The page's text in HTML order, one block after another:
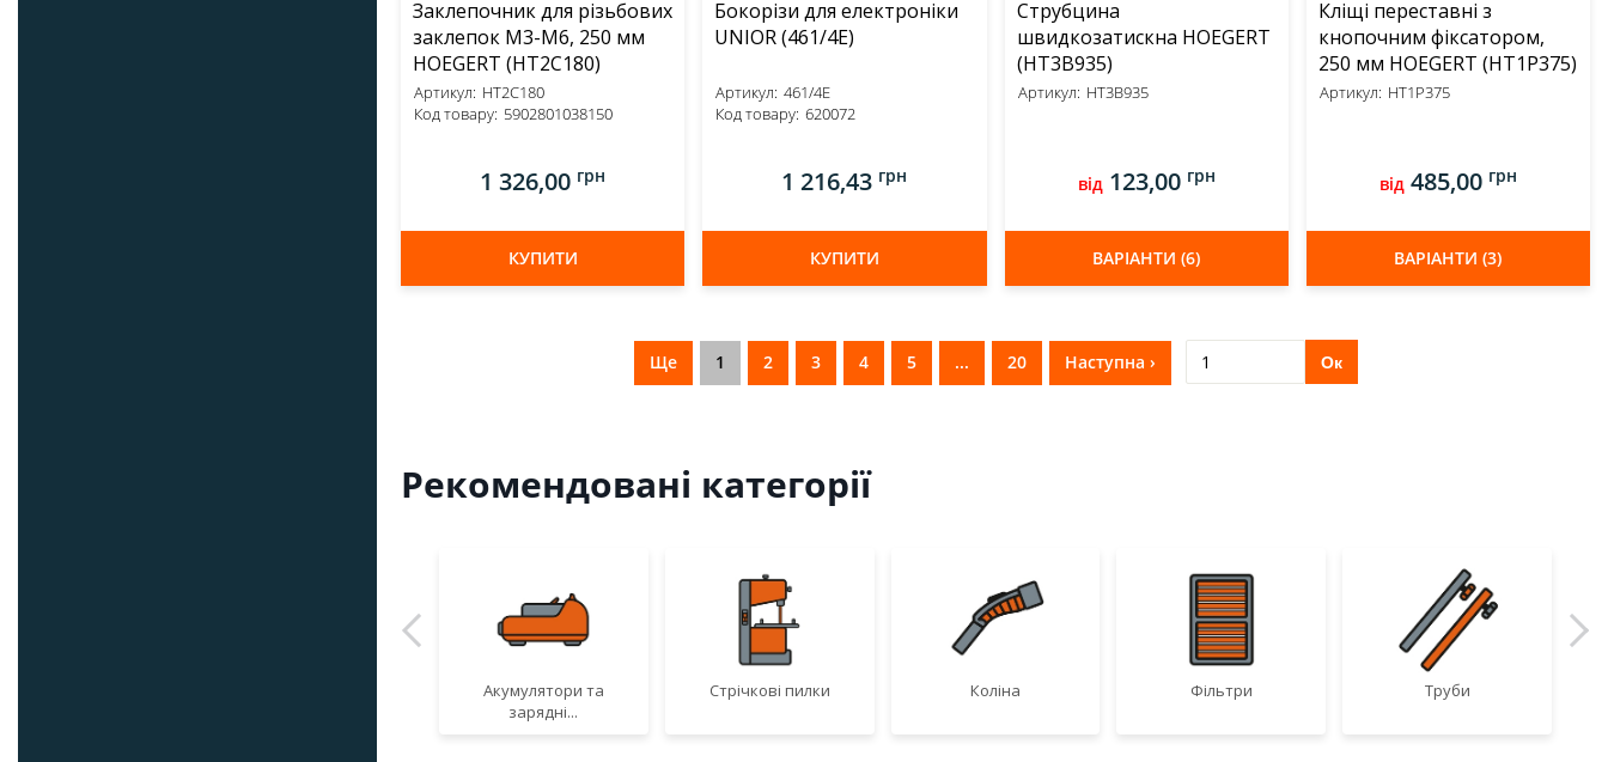
Заклепочник для різьбових
заклепок M3-M6, 250 мм
HOEGERT (HT2C180)
Артикул: HT2C180
Код товару: 5902801038150
1 326,00 грн
КУПИТИ
Бокорізи для електроніки
UNIOR (461/4E)
Артикул: 461/4E
Код товару: 620072
1 216,43 грн
КУПИТИ
Струбцина
швидкозатискна HOEGERT
(HT3B935)
Артикул: HT3B935
від123,00 грн
ВАРІАНТИ (6)
Кліщі переставні з
кнопочним фіксатором,
250 мм HOEGERT (HT1P375)
Артикул: HT1P375
від485,00 грн
ВАРІАНТИ (3)
Ще 1 2 3 4 5 ... 20 Наступна › Ок
Рекомендовані категорії
Акумулятори та
зарядні...
Стрічкові пилки Коліна Фільтри Труби